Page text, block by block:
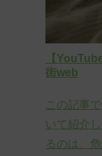
【
街web
この記事
いて紹介
るのは、